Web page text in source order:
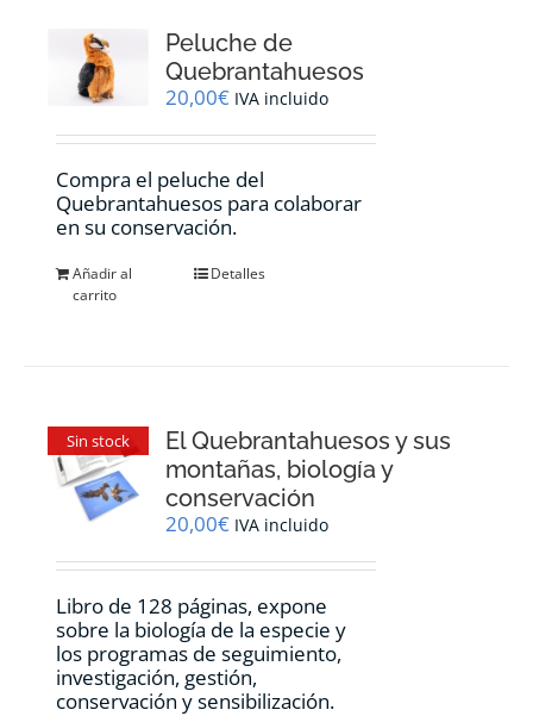
Peluche de
Quebrantahuesos
20,00€ IVA incluido
Compra el peluche del
Quebrantahuesos para colaborar
en su conservación.
Añadir al
carrito
Detalles
Sin stock
El Quebrantahuesos y sus
montañas, biología y
conservación
20,00€ IVA incluido
Libro de 128 páginas, expone
sobre la biología de la especie y
los programas de seguimiento,
investigación, gestión,
conservación y sensibilización.